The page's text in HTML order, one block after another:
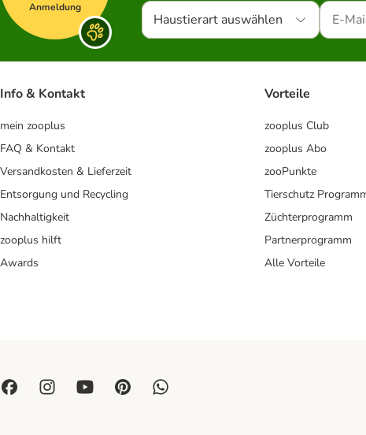
Anmeldung
Haustierart auswählen
Info & Kontakt
mein zooplus
FAQ & Kontakt
Versandkosten & Lieferzeit
Entsorgung und Recycling
Nachhaltigkeit
zooplus hilft
Awards
Vorteile
zooplus Club
zooplus Abo
zooPunkte
Tierschutz
Züchterprogramm
Partnerprogramm
Alle Vorteile